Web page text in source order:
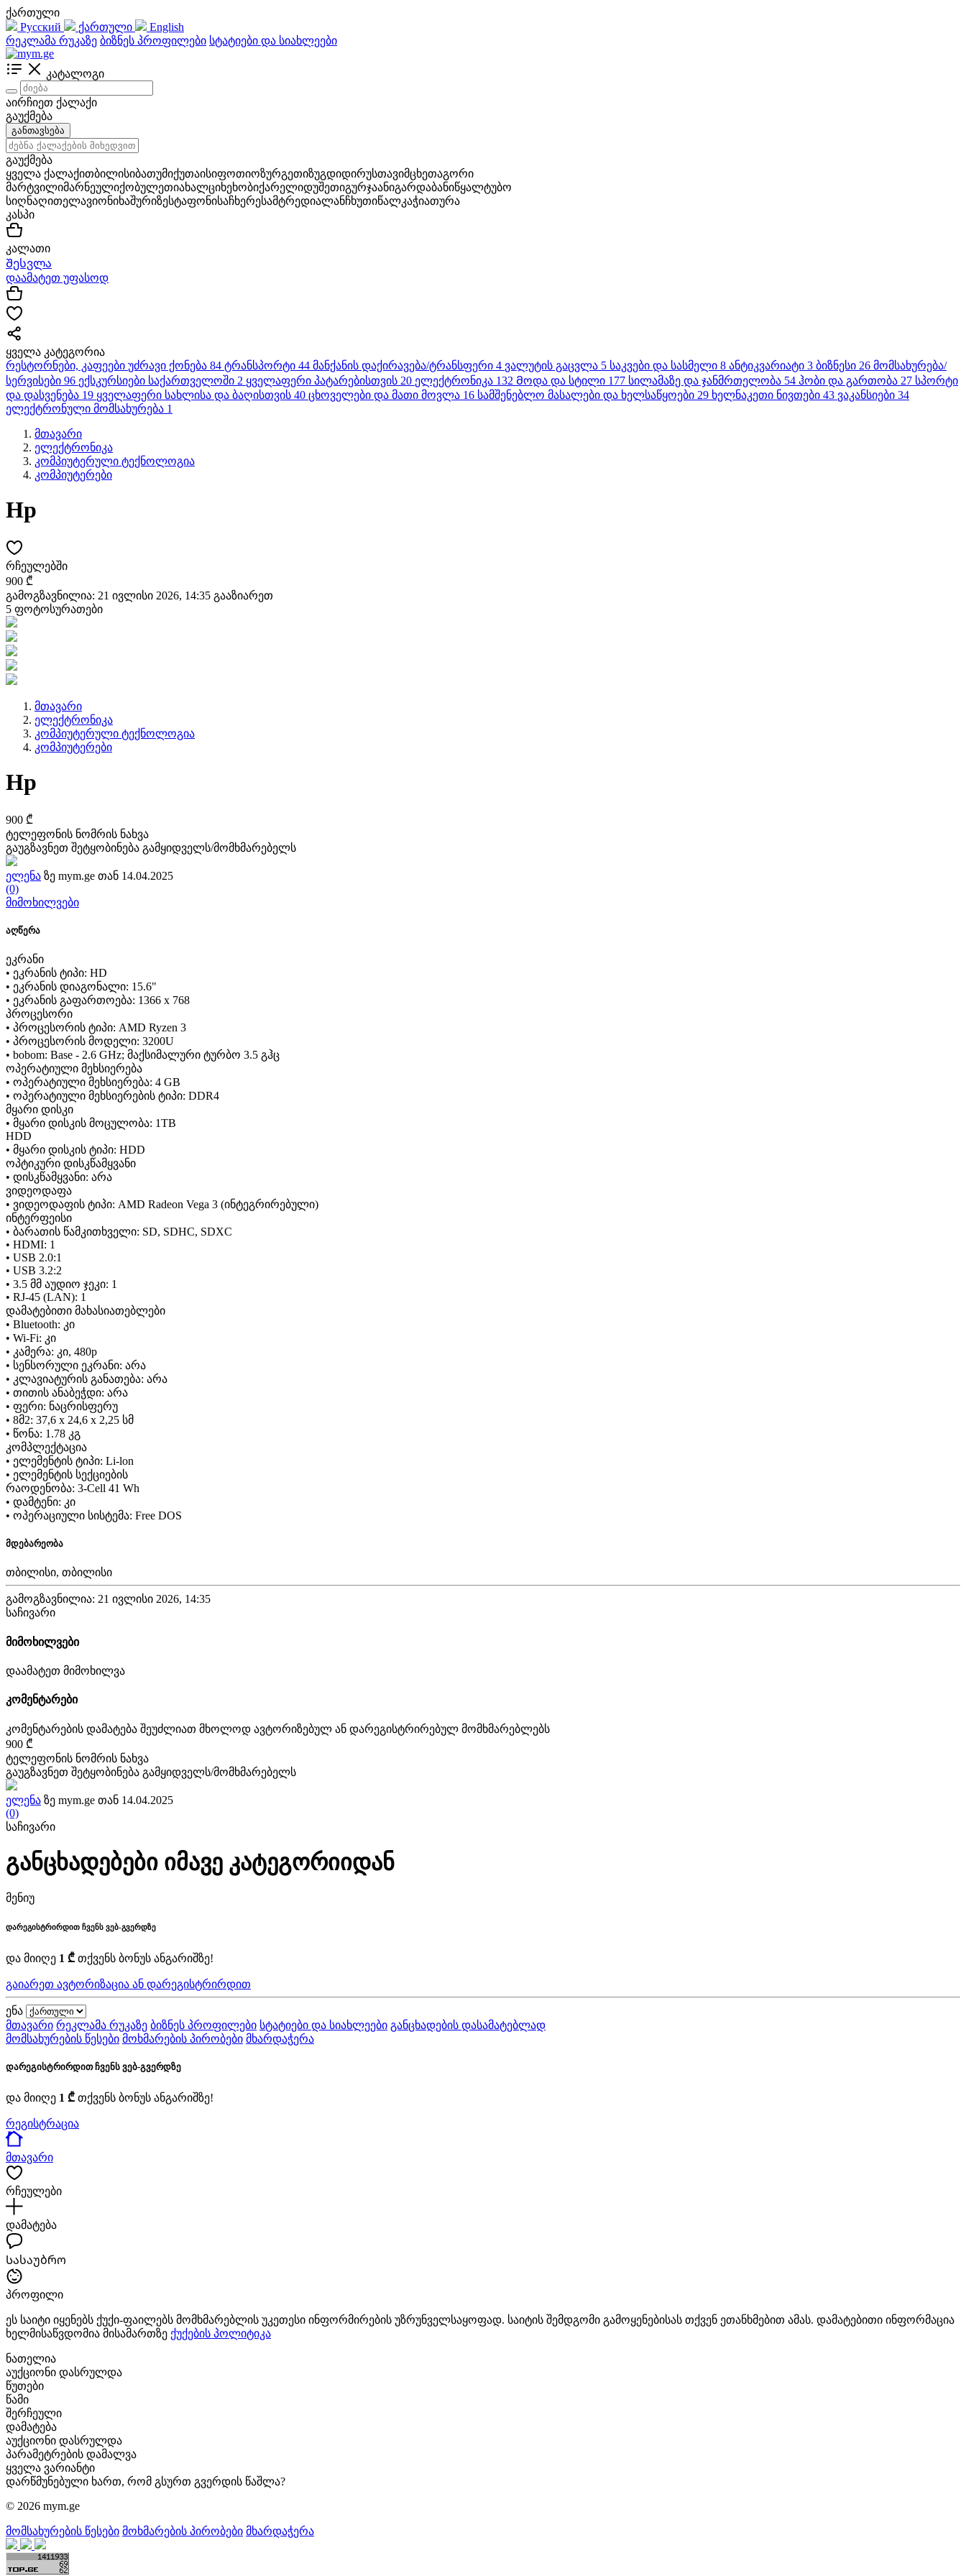
ქართული
Русский
ქართული
English
რეკლამა რუკაზე ბიზნეს პროფილები სტატიები და სიახლეები
კატალოგი
აირჩიეთ ქალაქი
გაუქმება
განთავსება
გაუქმება
ყველა ქალაქითბილისიბათუმიქუთაისიფოთიოზურგეთიზუგდიდირუსთავიმცხეთაგორი
მარტვილიმარნეულიქობულეთიახალციხეხობიქარელიდუშეთიგურჯაანიგარდაბანიწყალტუბო
სიღნაღითელავიონიხაშურიზესტაფონისაჩხერესამტრედიალანჩხუთიწალკაჭიათურა
კასპი
კალათი
Შესვლა
დაამატეთ უფასოდ
ყველა კატეგორია
რესტორნები, კაფეები უძრავი ქონება 84 ტრანსპორტი 44 მანქანის დაქირავება/ტრანსფერი 4 ვალუტის გაცვლა 5 საკვები და სასმელი 8 ანტიკვარიატი 3 ბიზნესი 26 მომსახურება/
სერვისები 96 ექსკურსიები საქართველოში 2 ყველაფერი პატარებისთვის 20 ელექტრონიკა 132 Მოდა და სტილი 177 სილამაზე და ჯანმრთელობა 54 ჰობი და გართობა 27 სპორტი
და დასვენება 19 ყველაფერი სახლისა და ბაღისთვის 40 ცხოველები და მათი მოვლა 16 სამშენებლო მასალები და ხელსაწყოები 29 ხელნაკეთი ნივთები 43 ვაკანსიები 34
ელექტრონული მომსახურება 1
მთავარი
ელექტრონიკა
კომპიუტერული ტექნოლოგია
კომპიუტერები
Hp
რჩეულებში
900 ₾
გამოგზავნილია: 21 ივლისი 2026, 14:35 გააზიარეთ
5 ფოტოსურათები
მთავარი
ელექტრონიკა
კომპიუტერული ტექნოლოგია
კომპიუტერები
Hp
900 ₾
ტელეფონის ნომრის ნახვა
გაუგზავნეთ შეტყობინება გამყიდველს/მომხმარებელს
ელენა ზე mym.ge თან 14.04.2025
(0)
მიმოხილვები
აღწერა
ეკრანი
• ეკრანის ტიპი: HD
• ეკრანის დიაგონალი: 15.6"
• ეკრანის გაფართოება: 1366 x 768
პროცესორი
• პროცესორის ტიპი: AMD Ryzen 3
• პროცესორის მოდელი: 3200U
• bobom: Base - 2.6 GHz; მაქსიმალური ტურბო 3.5 გჰც
ოპერატიული მეხსიერება
• ოპერატიული მეხსიერება: 4 GB
• ოპერატიული მეხსიერების ტიპი: DDR4
მყარი დისკი
• მყარი დისკის მოცულობა: 1TB
HDD
• მყარი დისკის ტიპი: HDD
ოპტიკური დისკწამყვანი
• დისკწამყვანი: არა
ვიდეოდაფა
• ვიდეოდაფის ტიპი: AMD Radeon Vega 3 (ინტეგრირებული)
ინტერფეისი
• ბარათის წამკითხველი: SD, SDHC, SDXC
• HDMI: 1
• USB 2.0:1
• USB 3.2:2
• 3.5 მმ აუდიო ჯეკი: 1
• RJ-45 (LAN): 1
დამატებითი მახასიათებლები
• Bluetooth: კი
• Wi-Fi: კი
• კამერა: კი, 480p
• სენსორული ეკრანი: არა
• კლავიატურის განათება: არა
• თითის ანაბეჭდი: არა
• ფერი: ნაცრისფერუ
• 8მ2: 37,6 x 24,6 x 2,25 სმ
• წონა: 1.78 კგ
კომპლექტაცია
• ელემენტის ტიპი: Li-lon
• ელემენტის სექციების
რაოდენობა: 3-Cell 41 Wh
• დამტენი: კი
• ოპერაციული სისტემა: Free DOS
მდებარეობა
თბილისი, თბილისი
გამოგზავნილია: 21 ივლისი 2026, 14:35
საჩივარი
მიმოხილვები
დაამატეთ მიმოხილვა
კომენტარები
კომენტარების დამატება შეუძლიათ მხოლოდ ავტორიზებულ ან დარეგისტრირებულ მომხმარებლებს
900 ₾
ტელეფონის ნომრის ნახვა
გაუგზავნეთ შეტყობინება გამყიდველს/მომხმარებელს
ელენა ზე mym.ge თან 14.04.2025
(0)
საჩივარი
განცხადებები იმავე კატეგორიიდან
მენიუ
დარეგისტრირდით ჩვენს ვებ-გვერდზე
და მიიღე 1 ₾ თქვენს ბონუს ანგარიშზე!
გაიარეთ ავტორიზაცია ან დარეგისტრირდით
ენა
მთავარი რეკლამა რუკაზე ბიზნეს პროფილები სტატიები და სიახლეები განცხადების დასამატებლად
მომსახურების წესები მოხმარების პირობები მხარდაჭერა
დარეგისტრირდით ჩვენს ვებ-გვერდზე
და მიიღე 1 ₾ თქვენს ბონუს ანგარიშზე!
რეგისტრაცია
მთავარი
რჩეულები
დამატება
Სასაუბრო
პროფილი
ეს საიტი იყენებს ქუქი-ფაილებს მომხმარებლის უკეთესი ინფორმირების უზრუნველსაყოფად. საიტის შემდგომი გამოყენებისას თქვენ ეთანხმებით ამას. დამატებითი ინფორმაცია
ხელმისაწვდომია მისამართზე ქუქების პოლიტიკა
ნათელია
აუქციონი დასრულდა
წუთები
წამი
შერჩეული
დამატება
აუქციონი დასრულდა
პარამეტრების დამალვა
ყველა ვარიანტი
დარწმუნებული ხართ, რომ გსურთ გვერდის წაშლა?
© 2026 mym.ge
მომსახურების წესები მოხმარების პირობები მხარდაჭერა